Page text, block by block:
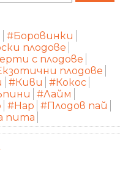
#Боровинки
плодове
с плодове
плодове
#Киви
#Кокос
#Лайм
#Нар #Плодов пай
пита